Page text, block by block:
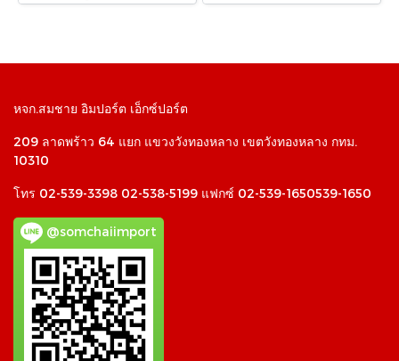
หจก.สมชาย อิมปอร์ต เอ็กซ์ปอร์ต
209 ลาดพร้าว 64 แยก แขวงวังทองหลาง เขตวังทองหลาง กทม.
10310
โทร 02-539-3398 02-538-5199 แฟกซ์ 02-539-1650539-1650
@somchaiimport